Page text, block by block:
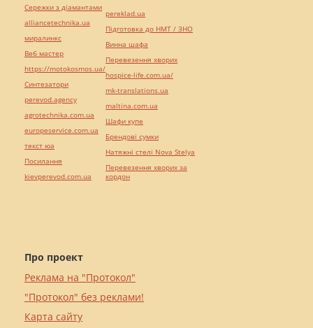
Про проект
Реклама на "Протокол"
"Протокол" без реклами!
Карта сайту
Сережки з діамантами
alliancetechnika.ua
миралинкс
Веб мастер
https://motokosmos.ua/
Синтезатори
perevod.agency
agrotechnika.com.ua
europeservice.com.ua
текст юа
Посилання
kievperevod.com.ua
pereklad.ua
Підготовка до НМТ / ЗНО
Винна шафа
Перевезення хворих
hospice-life.com.ua/
mk-translations.ua
maltina.com.ua
Шафи купе
Брендові сумки
Натяжні стелі Nova Stelya
Перевезення хворих за
кордон